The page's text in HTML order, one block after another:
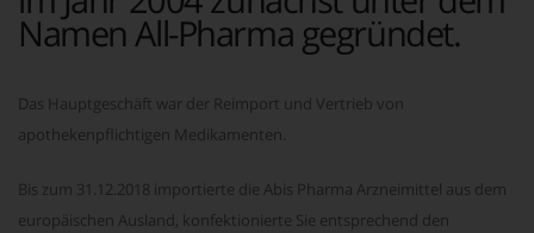
Namen All-Pharma gegründet.
Das Hauptgeschäft war der Reimport und Vertrieb von
apothekenpflichtigen Medikamenten.
Bis zum 31.12.2018 importierte die Abis Pharma Arzneimittel aus dem
europäischen Ausland, konfektionierte Sie entsprechend den